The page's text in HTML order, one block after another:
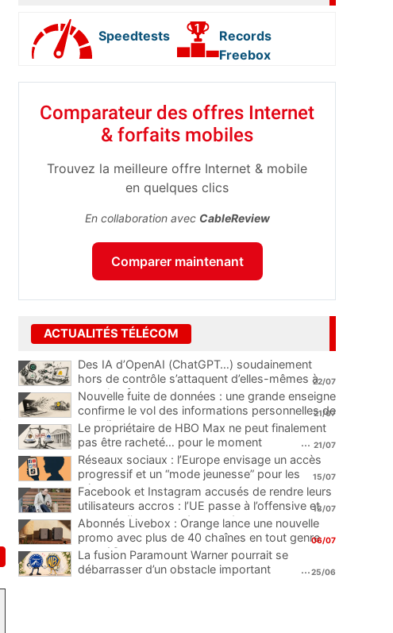
Speedtests
Records
Freebox
Comparateur des offres Internet
& forfaits mobiles
Trouvez la meilleure offre Internet & mobile
en quelques clics
En collaboration avec CableReview
Comparer maintenant
ACTUALITÉS TÉLÉCOM
Des IA d’OpenAI (ChatGPT…) soudainement
hors de contrôle s’attaquent d’elles-mêmes à
une plateforme
...
22/07
Nouvelle fuite de données : une grande enseigne
confirme le vol des informations personnelles de
ses clients
...
21/07
Le propriétaire de HBO Max ne peut finalement
pas être racheté… pour le moment
... 21/07
Réseaux sociaux : l’Europe envisage un accès
progressif et un “mode jeunesse” pour les
mineurs
...
15/07
Facebook et Instagram accusés de rendre leurs
utilisateurs accros : l’UE passe à l’offensive et
menace d’une amende record
...
13/07
Abonnés Livebox : Orange lance une nouvelle
promo avec plus de 40 chaînes en tout genre
pour 1€
06/07
La fusion Paramount Warner pourrait se
débarrasser d’un obstacle important
...25/06